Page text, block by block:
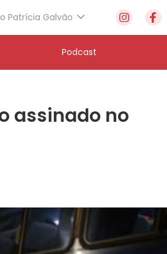
Patrícia Galvão
Podcast
assinado no